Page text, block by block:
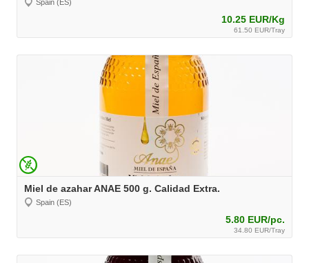
Spain (ES)
10.25 EUR/Kg
61.50 EUR/Tray
Miel de azahar ANAE 500 g. Calidad Extra.
Spain (ES)
5.80 EUR/pc.
34.80 EUR/Tray